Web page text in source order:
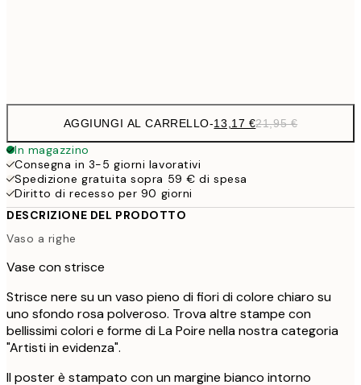
AGGIUNGI AL CARRELLO-13,17 €21,95 €
In magazzino
Consegna in 3-5 giorni lavorativi
Spedizione gratuita sopra 59 € di spesa
Diritto di recesso per 90 giorni
DESCRIZIONE DEL PRODOTTO
Vaso a righe
Vase con strisce
Strisce nere su un vaso pieno di fiori di colore chiaro su
uno sfondo rosa polveroso. Trova altre stampe con
bellissimi colori e forme di La Poire nella nostra categoria
"Artisti in evidenza".
Il poster è stampato con un margine bianco intorno